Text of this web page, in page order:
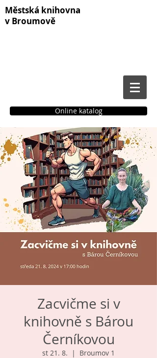
Městská knihovna
v Broumově
Online katalog
Čtenářské konto
Zacvičme si v
knihovně s Bárou
Černíkovou
st 21. 8.
  |
Broumov 1